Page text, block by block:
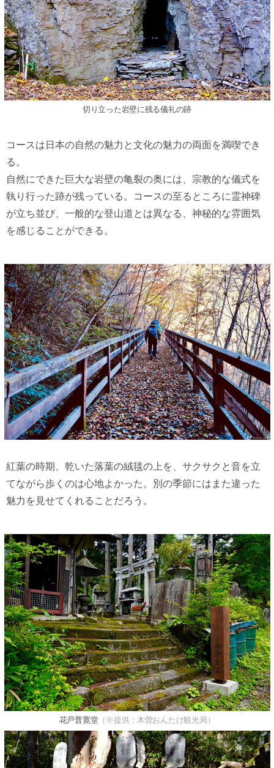
切り立った岩壁に残る儀礼の跡
コースは日本の自然の魅力と文化の魅力の両面を満喫でき
る。
自然にできた巨大な岩壁の亀裂の奥には、宗教的な儀式を
執り行った跡が残っている。コースの至るところに霊神碑
が立ち並び、一般的な登山道とは異なる、神秘的な雰囲気
を感じることができる。
紅葉の時期、乾いた落葉の絨毯の上を、サクサクと音を立
てながら歩くのは心地よかった。別の季節にはまた違った
魅力を見せてくれることだろう。
花戸普寛堂（※提供：木曽おんたけ観光局）